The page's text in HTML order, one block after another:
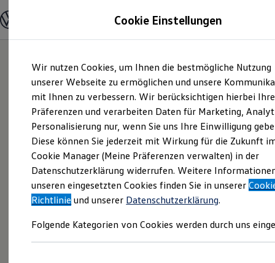
Hauptinhalt
springen
Footer
springen
Modelle und Konfigurator
Modelle vergleichen
Elektroautos
ENERGY Sondermodelle
Nutzfahrzeuge
SUV und CUV
Familienautos
Kombis
Kompaktwagen
Sportwagen
Schnell verfügbare Fahrzeuge
Angebote und Produkte
Aktuelle Angebote
E-Auto-Förderung
Volkswagen Marktplatz
Junge Gebrauchtwagen und Gebrauchtwagen
Cookie Einstellungen
Wir nutzen Cookies, um Ihnen die bestmögliche Nutzung
unserer Webseite zu ermöglichen und unsere
mit Ihnen zu verbessern. Wir berücksichtigen hierbei Ihre
Präferenzen und verarbeiten Daten für Marketing,
Personalisierung nur, wenn Sie uns Ihre Einwilligung
Diese können Sie jederzeit mit Wirkung für die Zukunft
Cookie Manager (Meine Präferenzen verwalten) in der
Datenschutzerklärung widerrufen. Weitere
unseren eingesetzten Cookies finden Sie in unserer
Richtlinie und unserer Datenschutzerklärung.
Folgende Kategorien von Cookies werden durch uns